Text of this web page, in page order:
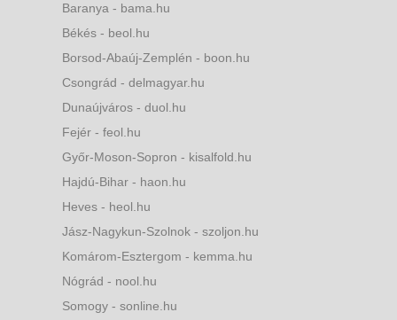
Baranya - bama.hu
Békés - beol.hu
Borsod-Abaúj-Zemplén - boon.hu
Csongrád - delmagyar.hu
Dunaújváros - duol.hu
Fejér - feol.hu
Győr-Moson-Sopron - kisalfold.hu
Hajdú-Bihar - haon.hu
Heves - heol.hu
Jász-Nagykun-Szolnok - szoljon.hu
Komárom-Esztergom - kemma.hu
Nógrád - nool.hu
Somogy - sonline.hu